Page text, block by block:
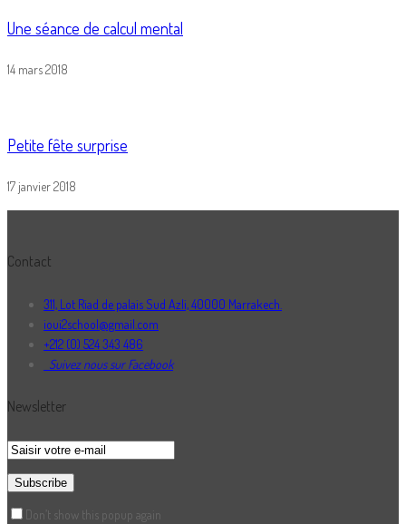
Une séance de calcul mental
14 mars 2018
Petite fête surprise
17 janvier 2018
Contact
311, Lot Riad de palais Sud Azli, 40000 Marrakech.
ioui2school@gmail.com
+212 (0) 524 343 486
Suivez nous sur Facebook
Newsletter
Don’t show this popup again